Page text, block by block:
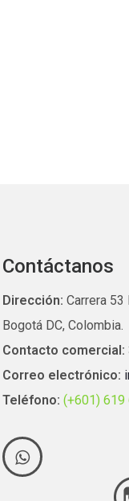
Contáctanos
Dirección: Carrera 53
Bogotá DC, Colombia.
Contacto comercial:
Correo electrónico:
Teléfono: (+601) 619